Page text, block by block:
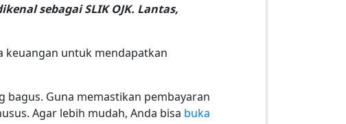
sebagai SLIK OJK. Lantas,
keuangan untuk mendapatkan
Guna memastikan pembayaran
Agar lebih mudah, Anda bisa buka